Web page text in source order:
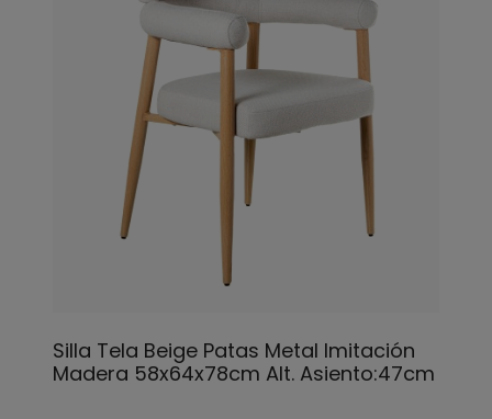
Silla Tela Beige Patas Metal Imitación
Madera 58x64x78cm Alt. Asiento:47cm